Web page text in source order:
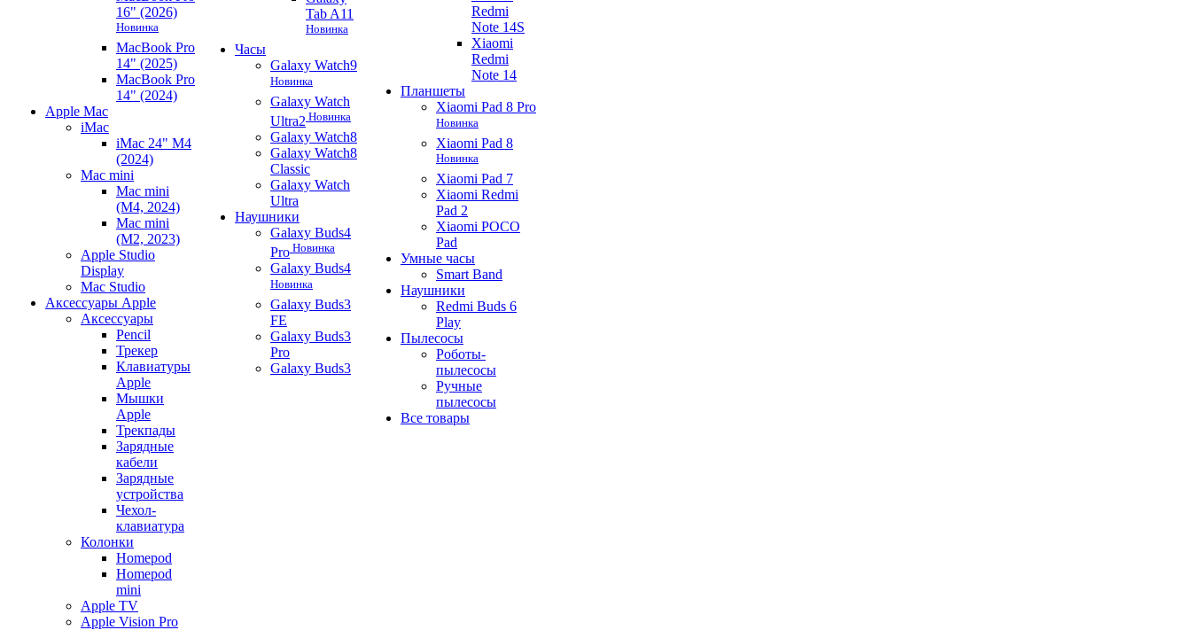
16" (2026)
Новинка
MacBook Pro
14" (2025)
MacBook Pro
14" (2024)
Apple Mac
iMac
iMac 24" M4
(2024)
Mac mini
Mac mini
(M4, 2024)
Mac mini
(M2, 2023)
Apple Studio
Display
Mac Studio
Аксессуары Apple
Аксессуары
Pencil
Трекер
Клавиатуры
Apple
Мышки
Apple
Трекпады
Зарядные
кабели
Зарядные
устройства
Чехол-
клавиатура
Колонки
Homepod
Homepod
mini
Apple TV
Apple Vision Pro
Tab A11
Новинка
Часы
Galaxy Watch9
Новинка
Galaxy Watch
Ultra2 Новинка
Galaxy Watch8
Galaxy Watch8
Classic
Galaxy Watch
Ultra
Наушники
Galaxy Buds4
Pro Новинка
Galaxy Buds4
Новинка
Galaxy Buds3
FE
Galaxy Buds3
Pro
Galaxy Buds3
Redmi
Note 14S
Xiaomi
Redmi
Note 14
Планшеты
Xiaomi Pad 8 Pro
Новинка
Xiaomi Pad 8
Новинка
Xiaomi Pad 7
Xiaomi Redmi
Pad 2
Xiaomi POCO
Pad
Умные часы
Smart Band
Наушники
Redmi Buds 6
Play
Пылесосы
Роботы-
пылесосы
Ручные
пылесосы
Все товары